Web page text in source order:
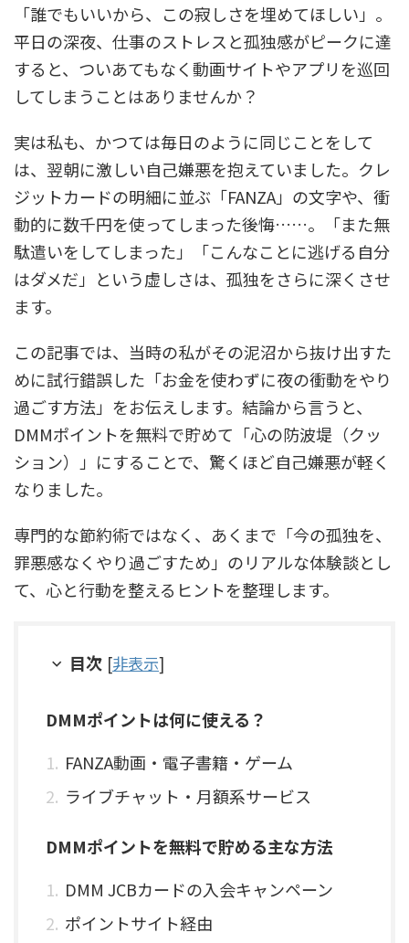
「誰でもいいから、この寂しさを埋めてほしい」。
平日の深夜、仕事のストレスと孤独感がピークに達
すると、ついあてもなく動画サイトやアプリを巡回
してしまうことはありませんか？
実は私も、かつては毎日のように同じことをして
は、翌朝に激しい自己嫌悪を抱えていました。クレ
ジットカードの明細に並ぶ「FANZA」の文字や、衝
動的に数千円を使ってしまった後悔……。「また無
駄遣いをしてしまった」「こんなことに逃げる自分
はダメだ」という虚しさは、孤独をさらに深くさせ
ます。
この記事では、当時の私がその泥沼から抜け出すた
めに試行錯誤した「お金を使わずに夜の衝動をやり
過ごす方法」をお伝えします。結論から言うと、
DMMポイントを無料で貯めて「心の防波堤（クッ
ション）」にすることで、驚くほど自己嫌悪が軽く
なりました。
専門的な節約術ではなく、あくまで「今の孤独を、
罪悪感なくやり過ごすため」のリアルな体験談とし
て、心と行動を整えるヒントを整理します。
目次 [非表示]
DMMポイントは何に使える？
FANZA動画・電子書籍・ゲーム
ライブチャット・月額系サービス
DMMポイントを無料で貯める主な方法
DMM JCBカードの入会キャンペーン
ポイントサイト経由